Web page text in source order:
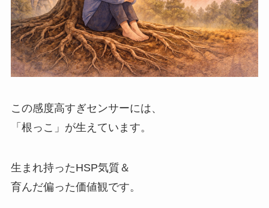
この感度高すぎセンサーには、
「根っこ」が生えています。
生まれ持ったHSP気質＆
育んだ偏った価値観です。